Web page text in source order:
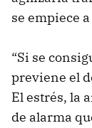
se empiece
“Si se
previene el
El estrés, la
de alarma